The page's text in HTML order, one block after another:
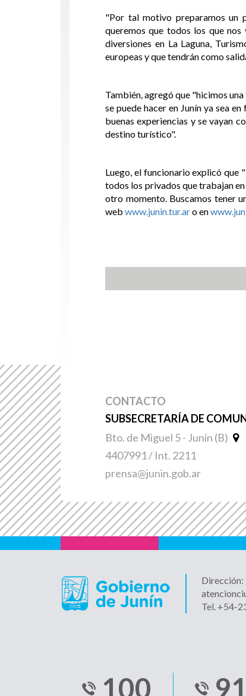
"Por tal motivo preparamos un
queremos que todos los que
diversiones en La Laguna,
europeas y que tendrán como
También, agregó que "hicimos
se puede hacer en Junín ya sea
buenas experiencias y se vayan
destino turístico".
Luego, el funcionario explicó que
todos los privados que trabajan
otro momento. Buscamos tener
web www.junin.tur.aro en
CONTACTO
SUBSECRETARÍA DE
Bto. de Miguel 5 - Junín (B)
4407991 / Int. 2211
prensa@junin.gob.ar
Dirección:
Tel. +54-
100